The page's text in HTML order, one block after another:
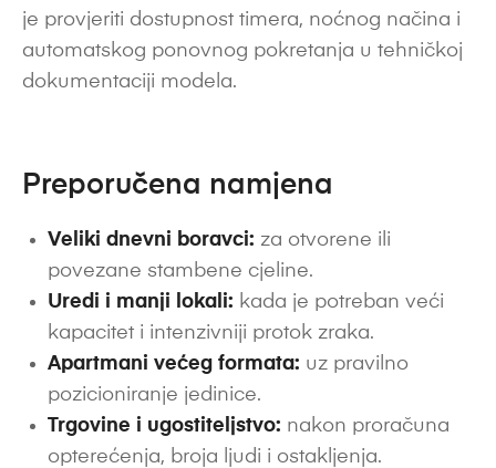
je provjeriti dostupnost timera, noćnog načina i
automatskog ponovnog pokretanja u tehničkoj
dokumentaciji modela.
Preporučena namjena
Veliki dnevni boravci: za otvorene ili
povezane stambene cjeline.
Uredi i manji lokali: kada je potreban veći
kapacitet i intenzivniji protok zraka.
Apartmani većeg formata: uz pravilno
pozicioniranje jedinice.
Trgovine i ugostiteljstvo: nakon proračuna
opterećenja, broja ljudi i ostakljenja.